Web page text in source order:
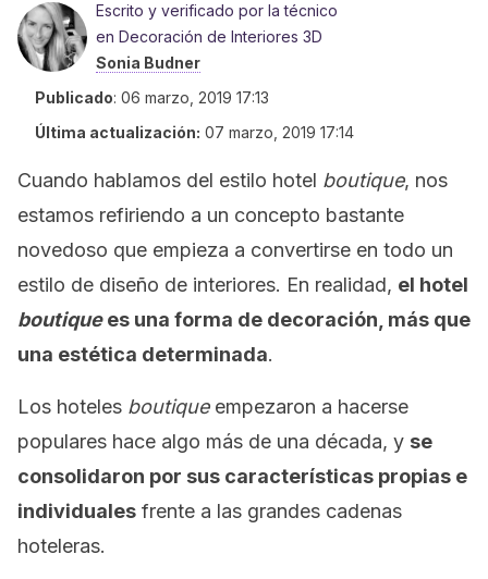
Escrito y verificado por la técnico
en Decoración de Interiores 3D
Sonia Budner
Publicado: 06 marzo, 2019 17:13
Última actualización: 07 marzo, 2019 17:14
Cuando hablamos del estilo hotel boutique, nos
estamos refiriendo a un concepto bastante
novedoso que empieza a convertirse en todo un
estilo de diseño de interiores. En realidad, el hotel
boutiquees una forma de decoración, más que
una estética determinada.
Los hoteles boutiqueempezaron a hacerse
populares hace algo más de una década, y se
consolidaron por sus características propias e
individuales frente a las grandes cadenas
hoteleras.